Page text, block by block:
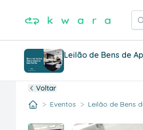
Leilão de Bens de
Voltar
> Eventos > Leilão de Bens